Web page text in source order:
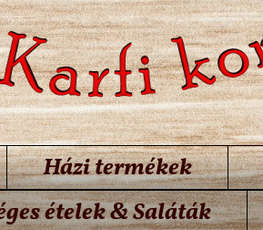
Házi termékek
ételek & Saláták